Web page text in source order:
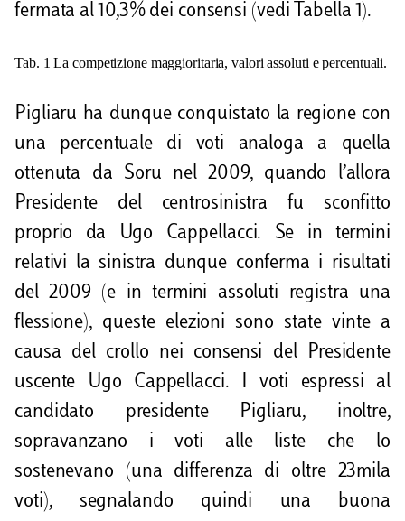
fermata al 10,3% dei consensi (vedi Tabella 1).
Tab. 1 La competizione maggioritaria, valori assoluti e percentuali.
Pigliaru ha dunque conquistato la regione con
una percentuale di voti analoga a quella
ottenuta da Soru nel 2009, quando l’allora
Presidente del centrosinistra fu sconfitto
proprio da Ugo Cappellacci. Se in termini
relativi la sinistra dunque conferma i risultati
del 2009 (e in termini assoluti registra una
flessione), queste elezioni sono state vinte a
causa del crollo nei consensi del Presidente
uscente Ugo Cappellacci. I voti espressi al
candidato presidente Pigliaru, inoltre,
sopravanzano i voti alle liste che lo
sostenevano (una differenza di oltre 23mila
voti), segnalando quindi una buona